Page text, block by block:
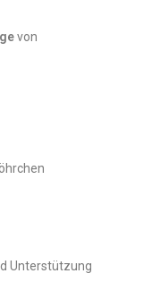
von
Unterstützung